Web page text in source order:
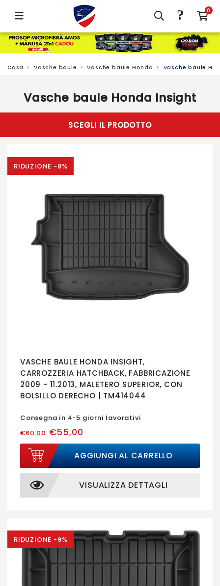
0
?
Casa Vasche baule Vasche baule Honda Vasche baule
Vasche baule Honda Insight
SCEGLI IL PRODOTTO
RIDUZIONE -8%
VASCHE BAULE HONDA INSIGHT,
CARROZZERIA HATCHBACK, FABBRICAZIONE
2009 - 11.2013, MALETERO SUPERIOR, CON
BOLSILLO DERECHO | TM414044
Consegna in 4-5 giorni lavorativi
€60,00€55,00
AGGIUNGI AL CARRELLO
VISUALIZZA DETTAGLI
RIDUZIONE -9%